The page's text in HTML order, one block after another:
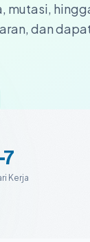
mutasi,
dan
7
Kerja